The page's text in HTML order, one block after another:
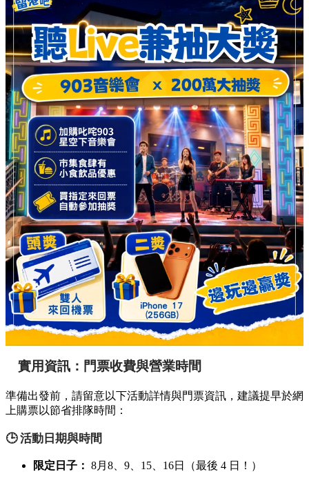
實用資訊：門票收費與營業時間
準備出發前，請留意以下活動詳情與門票資訊，建議提早於網
上購票以節省排隊時間：
🕒 活動日期與時間
限定日子： 8月8、9、15、16日（最後 4 日！）